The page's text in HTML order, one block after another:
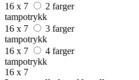
16 x 7
2 farger
tampotrykk
16 x 7
3 farger
tampotrykk
16 x 7
4 farger
tampotrykk
16 x 7